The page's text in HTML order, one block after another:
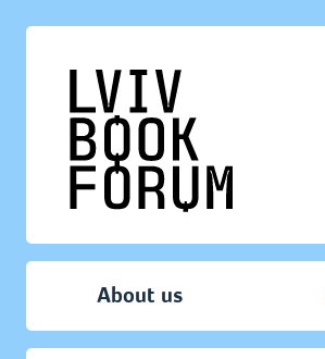
About us